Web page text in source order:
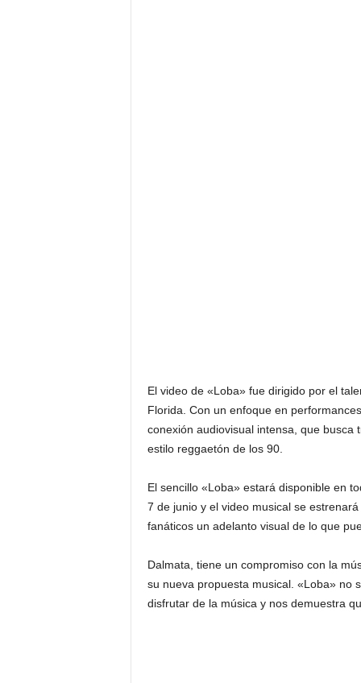
El video de «Loba» fue dirigido por el
Florida. Con un enfoque en
conexión audiovisual intensa, que
estilo reggaetón de los 90.
El sencillo «Loba» estará disponible en
7 de junio y el video musical se
fanáticos un adelanto visual de lo que
Dalmata, tiene un compromiso con la
su nueva propuesta musical. «Loba» no
disfrutar de la música y nos demuestra